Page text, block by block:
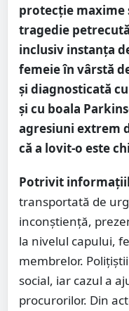
protecție maxime
tragedie
inclusiv instanța
femeie în vârstă
și diagnosticată
și cu boala
agresiuni extrem
că a lovit-o este
Potrivit
transportată de
inconștiență,
la nivelul capului,
membrelor.
social, iar cazul a
procurorilor. Din